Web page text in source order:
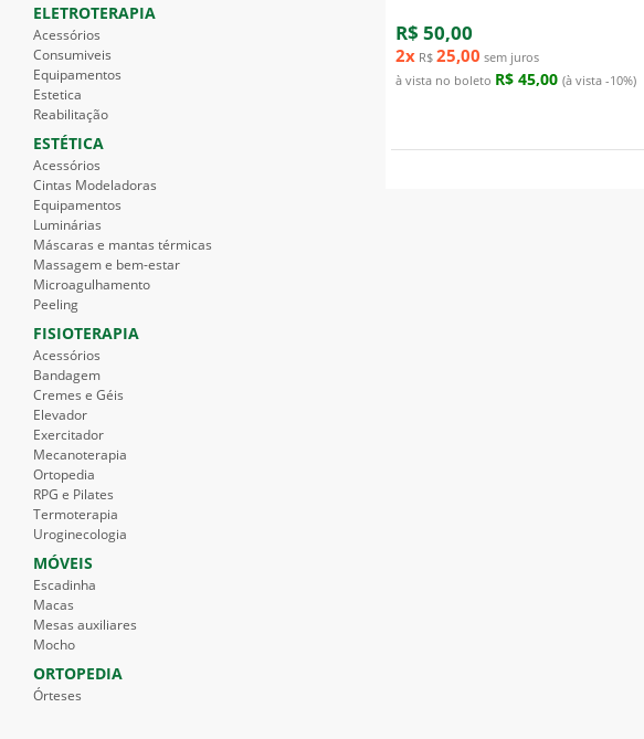
ELETROTERAPIA
Acessórios
Consumiveis
Equipamentos
Estetica
Reabilitação
ESTÉTICA
Acessórios
Cintas Modeladoras
Equipamentos
Luminárias
Máscaras e mantas térmicas
Massagem e bem-estar
Microagulhamento
Peeling
FISIOTERAPIA
Acessórios
Bandagem
Cremes e Géis
Elevador
Exercitador
Mecanoterapia
Ortopedia
RPG e Pilates
Termoterapia
Uroginecologia
MÓVEIS
Escadinha
Macas
Mesas auxiliares
Mocho
ORTOPEDIA
Órteses
R$ 50,00
2xR$ 25,00 sem juros
à vista no boleto R$ 45,00 (à vista -10%)